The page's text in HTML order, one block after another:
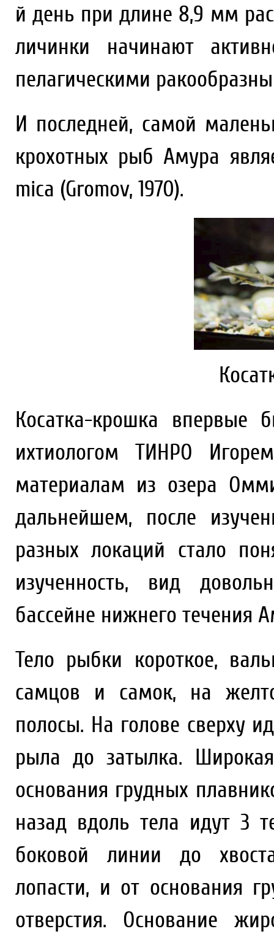
й день при длине 8,9 мм
личинки начинают
пелагическими
И последней, самой
крохотных рыб Амура
mica (Gromov, 1970).
Косатка-крошка впервые
ихтиологом ТИНРО
материалам из озера
дальнейшем, после
разных локаций стало
изученность, вид
бассейне нижнего течения
Тело рыбки короткое,
самцов и самок, на
полосы. На голове сверху
рыла до затылка.
основания грудных
назад вдоль тела идут 3
боковой линии до
лопасти, и от основания
отверстия. Основание